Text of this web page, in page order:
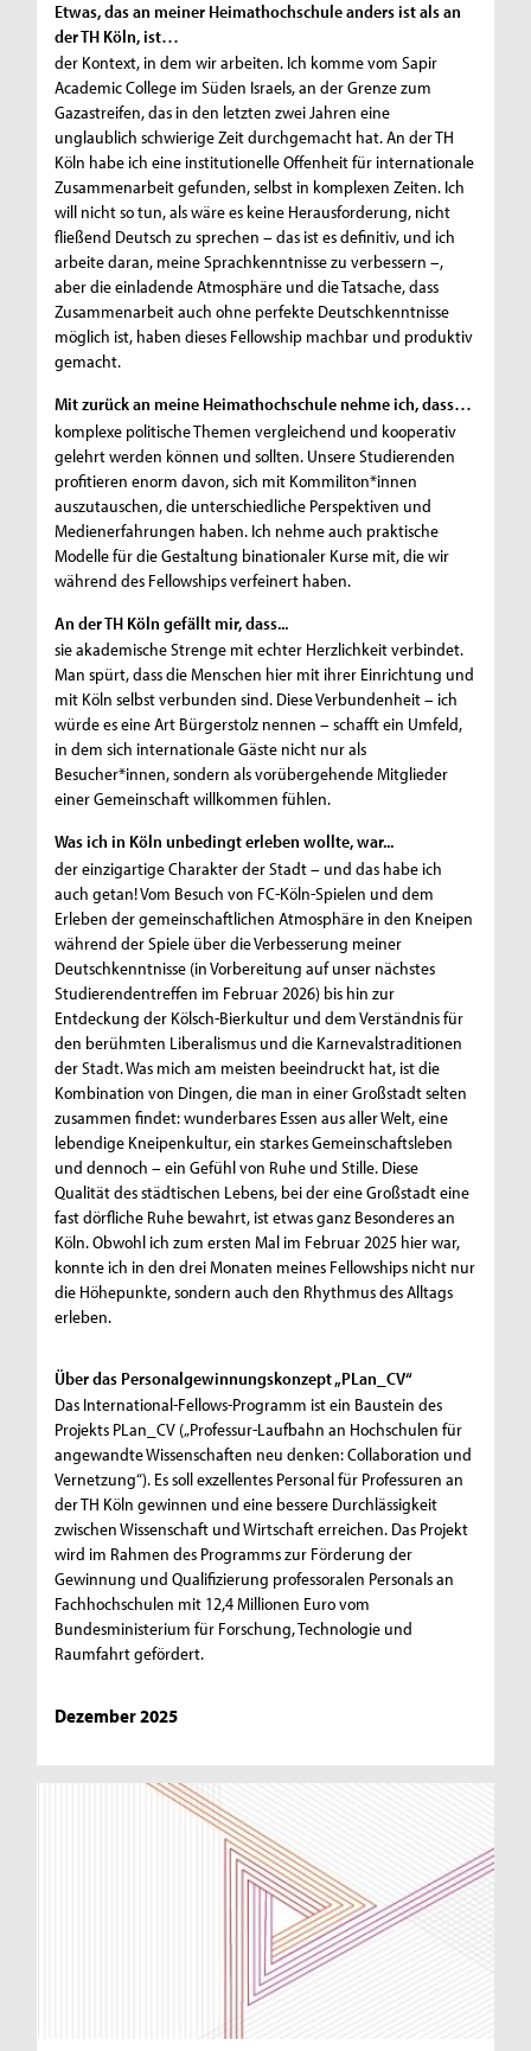
Etwas, das an meiner Heimathochschule anders ist als an
der TH Köln, ist…
der Kontext, in dem wir arbeiten. Ich komme vom Sapir
Academic College im Süden Israels, an der Grenze zum
Gazastreifen, das in den letzten zwei Jahren eine
unglaublich schwierige Zeit durchgemacht hat. An der TH
Köln habe ich eine institutionelle Offenheit für internationale
Zusammenarbeit gefunden, selbst in komplexen Zeiten. Ich
will nicht so tun, als wäre es keine Herausforderung, nicht
fließend Deutsch zu sprechen – das ist es definitiv, und ich
arbeite daran, meine Sprachkenntnisse zu verbessern –,
aber die einladende Atmosphäre und die Tatsache, dass
Zusammenarbeit auch ohne perfekte Deutschkenntnisse
möglich ist, haben dieses Fellowship machbar und produktiv
gemacht.
Mit zurück an meine Heimathochschule nehme ich, dass…
komplexe politische Themen vergleichend und kooperativ
gelehrt werden können und sollten. Unsere Studierenden
profitieren enorm davon, sich mit Kommiliton*innen
auszutauschen, die unterschiedliche Perspektiven und
Medienerfahrungen haben. Ich nehme auch praktische
Modelle für die Gestaltung binationaler Kurse mit, die wir
während des Fellowships verfeinert haben.
An der TH Köln gefällt mir, dass...
sie akademische Strenge mit echter Herzlichkeit verbindet.
Man spürt, dass die Menschen hier mit ihrer Einrichtung und
mit Köln selbst verbunden sind. Diese Verbundenheit – ich
würde es eine Art Bürgerstolz nennen – schafft ein Umfeld,
in dem sich internationale Gäste nicht nur als
Besucher*innen, sondern als vorübergehende Mitglieder
einer Gemeinschaft willkommen fühlen.
Was ich in Köln unbedingt erleben wollte, war...
der einzigartige Charakter der Stadt – und das habe ich
auch getan! Vom Besuch von FC-Köln-Spielen und dem
Erleben der gemeinschaftlichen Atmosphäre in den Kneipen
während der Spiele über die Verbesserung meiner
Deutschkenntnisse (in Vorbereitung auf unser nächstes
Studierendentreffen im Februar 2026) bis hin zur
Entdeckung der Kölsch-Bierkultur und dem Verständnis für
den berühmten Liberalismus und die Karnevalstraditionen
der Stadt. Was mich am meisten beeindruckt hat, ist die
Kombination von Dingen, die man in einer Großstadt selten
zusammen findet: wunderbares Essen aus aller Welt, eine
lebendige Kneipenkultur, ein starkes Gemeinschaftsleben
und dennoch – ein Gefühl von Ruhe und Stille. Diese
Qualität des städtischen Lebens, bei der eine Großstadt eine
fast dörfliche Ruhe bewahrt, ist etwas ganz Besonderes an
Köln. Obwohl ich zum ersten Mal im Februar 2025 hier war,
konnte ich in den drei Monaten meines Fellowships nicht nur
die Höhepunkte, sondern auch den Rhythmus des Alltags
erleben.
Über das Personalgewinnungskonzept „PLan_CV“
Das International-Fellows-Programm ist ein Baustein des
Projekts PLan_CV („Professur-Laufbahn an Hochschulen für
angewandte Wissenschaften neu denken: Collaboration und
Vernetzung“). Es soll exzellentes Personal für Professuren an
der TH Köln gewinnen und eine bessere Durchlässigkeit
zwischen Wissenschaft und Wirtschaft erreichen. Das Projekt
wird im Rahmen des Programms zur Förderung der
Gewinnung und Qualifizierung professoralen Personals an
Fachhochschulen mit 12,4 Millionen Euro vom
Bundesministerium für Forschung, Technologie und
Raumfahrt gefördert.
Dezember 2025